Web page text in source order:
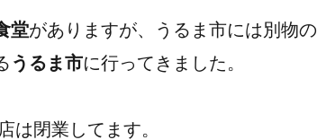
堂がありますが、うるま市には別物の
うるま市に行ってきました。
は閉業してます。